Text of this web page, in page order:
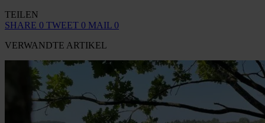
TEILEN
SHARE 0 TWEET 0 MAIL 0
VERWANDTE ARTIKEL